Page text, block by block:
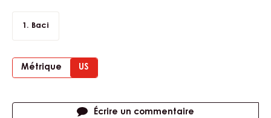
Baci
Métrique US
Écrire un commentaire